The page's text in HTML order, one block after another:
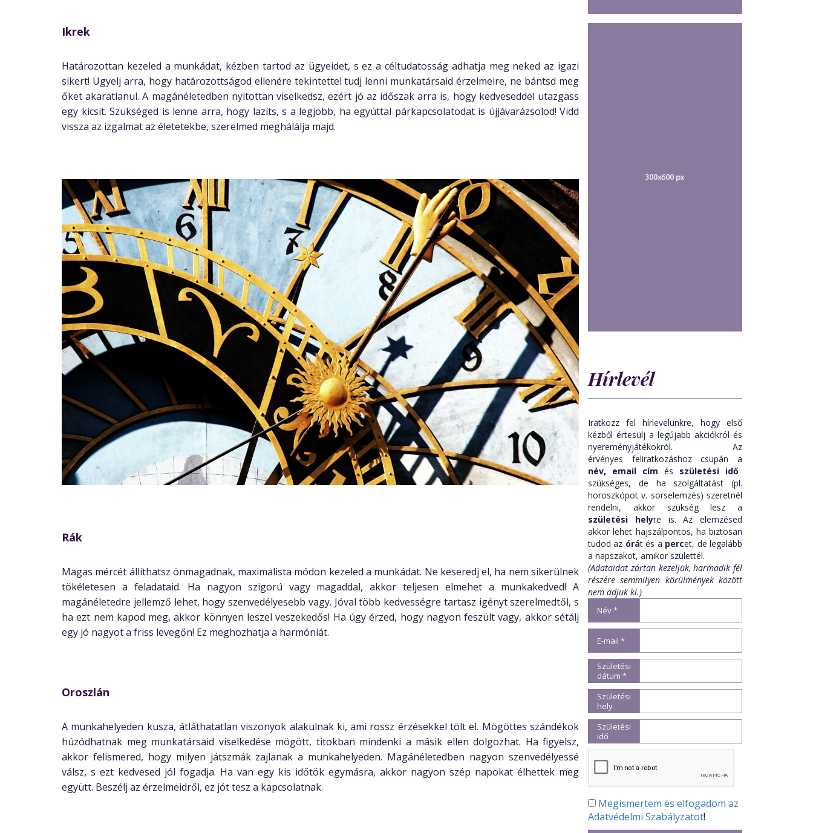
Ikrek
Határozottan kezeled a munkádat, kézben tartod az ügyeidet, s ez a céltudatosság adhatja meg neked az igazi
sikert! Ügyelj arra, hogy határozottságod ellenére tekintettel tudj lenni munkatársaid érzelmeire, ne bántsd meg
őket akaratlanul. A magánéletedben nyitottan viselkedsz, ezért jó az időszak arra is, hogy kedveseddel utazgass
egy kicsit. Szükséged is lenne arra, hogy lazíts, s a legjobb, ha egyúttal párkapcsolatodat is újjávarázsolod! Vidd
vissza az izgalmat az életetekbe, szerelmed meghálálja majd.
Rák
Magas mércét állíthatsz önmagadnak, maximalista módon kezeled a munkádat. Ne keseredj el, ha nem sikerülnek
tökéletesen a feladataid. Ha nagyon szigorú vagy magaddal, akkor teljesen elmehet a munkakedved! A
magánéletedre jellemző lehet, hogy szenvedélyesebb vagy. Jóval több kedvességre tartasz igényt szerelmedtől, s
ha ezt nem kapod meg, akkor könnyen leszel veszekedős! Ha úgy érzed, hogy nagyon feszült vagy, akkor sétálj
egy jó nagyot a friss levegőn! Ez meghozhatja a harmóniát.
Oroszlán
A munkahelyeden kusza, átláthatatlan viszonyok alakulnak ki, ami rossz érzésekkel tölt el. Mögöttes szándékok
húzódhatnak meg munkatársaid viselkedése mögött, titokban mindenki a másik ellen dolgozhat. Ha figyelsz,
akkor felismered, hogy milyen játszmák zajlanak a munkahelyeden. Magánéletedben nagyon szenvedélyessé
válsz, s ezt kedvesed jól fogadja. Ha van egy kis időtök egymásra, akkor nagyon szép napokat élhettek meg
együtt. Beszélj az érzelmeidről, ez jót tesz a kapcsolatnak.
Hírlevél
Iratkozz fel hírlevelünkre, hogy első
kézből értesülj a legújabb akciókról és
nyereményjátékokról. Az
érvényes feliratkozáshoz csupán a
név,
email cím és születési idő
szükséges, de ha szolgáltatást (pl.
horoszkópot v. sorselemzés) szeretnél
rendelni, akkor szükség lesz a
születési helyre is. Az elemzésed
akkor lehet hajszálpontos, ha biztosan
tudod az órát és a percet, de legalább
a napszakot, amikor születtél.
(Adataidat zártan kezeljük, harmadik fél
részére semmilyen körülmények között
nem adjuk ki.)
Név *
E-mail *
Születési
dátum *
Születési
hely
Születési
idő
Megismertem és elfogadom az
Adatvédelmi Szabályzatot!